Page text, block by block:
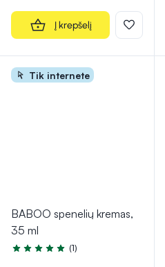
Į krepšelį
Tik internete
BABOO spenelių kremas,
35 ml
Įvertinimas 5.0 iš 5
(1)